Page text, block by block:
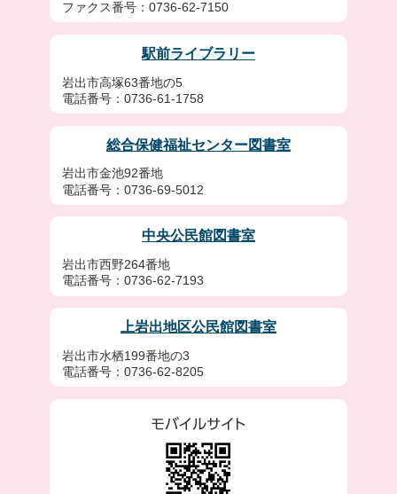
ファクス番号：0736-62-7150
駅前ライブラリー
岩出市高塚63番地の5
電話番号：0736-61-1758
総合保健福祉センター図書室
岩出市金池92番地
電話番号：0736-69-5012
中央公民館図書室
岩出市西野264番地
電話番号：0736-62-7193
上岩出地区公民館図書室
岩出市水栖199番地の3
電話番号：0736-62-8205